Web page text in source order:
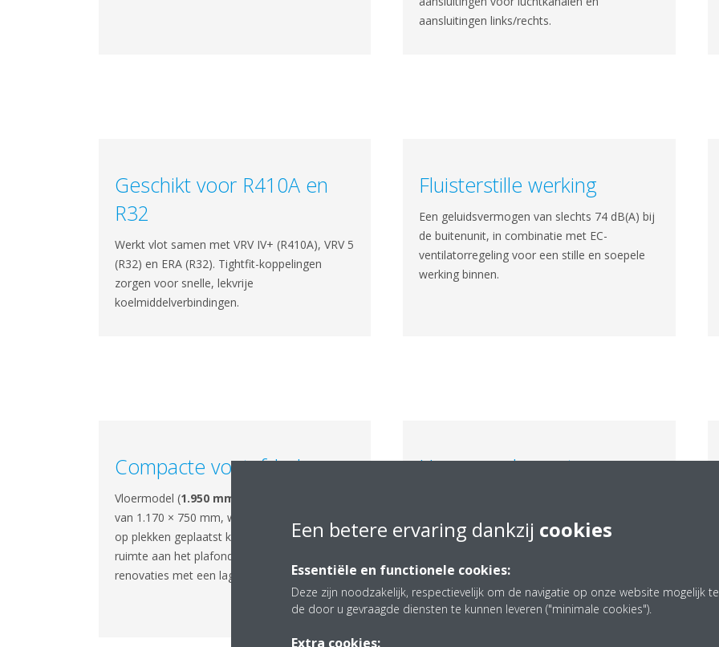
aansluitingen links/rechts.
Geschikt voor R410A en
R32
Werkt vlot samen met VRV IV+ (R410A), VRV 5
(R32) en ERA (R32). Tightfit-koppelingen
zorgen voor snelle, lekvrije
koelmiddelverbindingen.
Fluisterstille werking
Een geluidsvermogen van slechts 74 dB(A) bij
de buitenunit, in combinatie met EC-
ventilatorregeling voor een stille en soepele
werking binnen.
Compacte voetafdruk
Vloermodel (1.950 mm H
van 1.170 × 750 mm, waardoor de unit ook
op plekken geplaatst kan worden waar geen
ruimte aan het plafond is — ideaal voor
renovaties met een lage plafondhoogte.
Hoog rendement
gecertificeerde prestaties voor volledige
Een betere ervaring dankzij cookies
Essentiële en functionele cookies:
Deze zijn noodzakelijk, respectievelijk om de navigatie op onze website mogelijk
de door u gevraagde diensten te kunnen leveren ("minimale cookies").
Extra cookies: